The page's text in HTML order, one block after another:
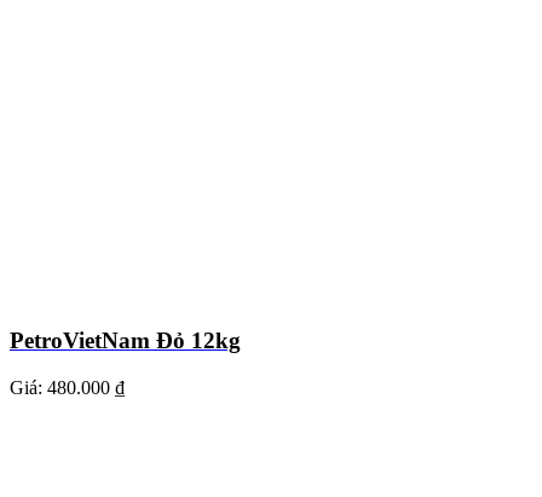
PetroVietNam Đỏ 12kg
Giá: 480.000 ₫